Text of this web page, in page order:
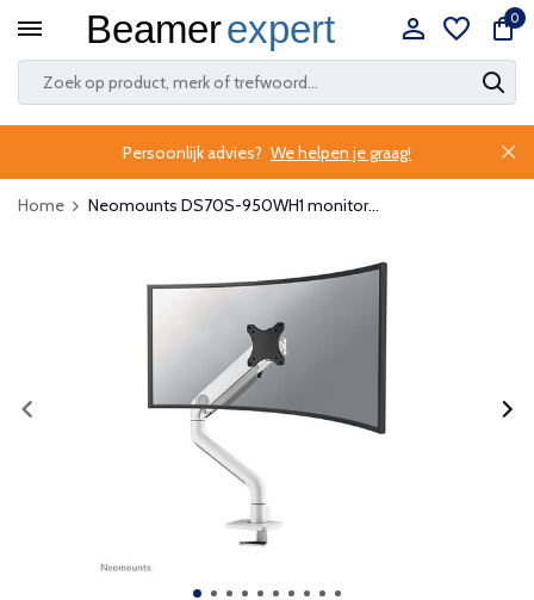
0
Persoonlijk advies? We helpen je graag!
Home Neomounts DS70S-950WH1 monitor...